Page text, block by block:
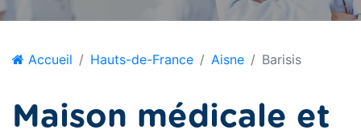
Accueil Hauts-de-France Aisne Barisis
Maison médicale et